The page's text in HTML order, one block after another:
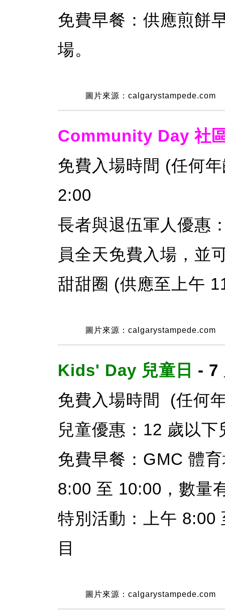
免費早餐：供應煎餅
場。
圖片來源：calgarystampede.com
Community Day 社
免費入場時間 (任何
2:00
長者與退伍軍人優惠
員全天免費入場，並
甜甜圈 (供應至上午
圖片來源：calgarystampede.com
Kids' Day 兒童日 - 7
免費入場時間 (任何
兒童優惠：12 歲以
免費早餐：GMC 體
8:00 至 10:00，數量
特別活動：上午 8:00
目
圖片來源：calgarystampede.com